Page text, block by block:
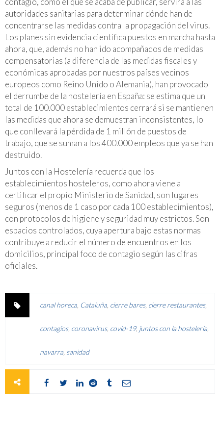
autoridades sanitarias para determinar dónde han de
concentrarse las medidas contra la propagación del virus.
Los planes sin evidencia científica puestos en marcha hasta
ahora, que, además no han ido acompañados de medidas
compensatorias (a diferencia de las medidas fiscales y
económicas aprobadas por nuestros países vecinos
europeos como Reino Unido o Alemania), han provocado
el derrumbe de la hostelería en España: se estima que un
total de 100.000 establecimientos cerrará si se mantienen
las medidas que ahora se demuestran inconsistentes, lo
que conllevará la pérdida de 1 millón de puestos de
trabajo, que se suman a los 400.000 empleos que ya se han
destruido.
Juntos con la Hostelería recuerda que los
establecimientos hosteleros, como ahora viene a
certificar el propio Ministerio de Sanidad, son lugares
seguros (menos de 1 caso por cada 100 establecimientos),
con protocolos de higiene y seguridad muy estrictos. Son
espacios controlados, cuya apertura bajo estas normas
contribuye a reducir el número de encuentros en los
domicilios, principal foco de contagio según las cifras
oficiales.
canal horeca, Cataluña, cierre bares, cierre restaurantes,
contagios, coronavirus, covid-19, juntos con la hosteleria,
navarra, sanidad